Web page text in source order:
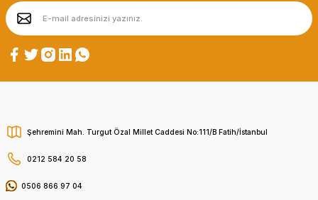
Şehremini Mah. Turgut Özal Millet Caddesi No:111/B Fatih/İstanbul
0212 584 20 58
0506 866 97 04